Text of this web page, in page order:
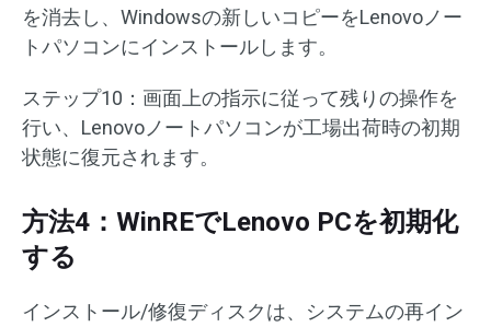
を消去し、Windowsの新しいコピーをLenovoノー
トパソコンにインストールします。
ステップ10：画面上の指示に従って残りの操作を
行い、Lenovoノートパソコンが工場出荷時の初期
状態に復元されます。
方法4：WinREでLenovo PCを初期化
する
インストール/修復ディスクは、システムの再イン